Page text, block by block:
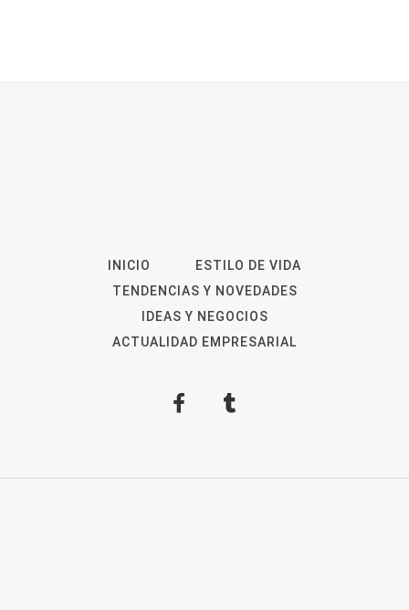
INICIO
ESTILO DE VIDA
TENDENCIAS Y NOVEDADES
IDEAS Y NEGOCIOS
ACTUALIDAD EMPRESARIAL